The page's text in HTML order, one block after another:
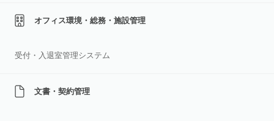
オフィス環境・総務・施設管理
受付・入退室管理システム
文書・契約管理